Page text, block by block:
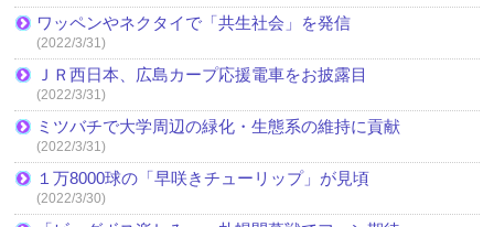
ワッペンやネクタイで「共生社会」を発信
(2022/3/31)
ＪＲ西日本、広島カープ応援電車をお披露目
(2022/3/31)
ミツバチで大学周辺の緑化・生態系の維持に貢献
(2022/3/31)
１万8000球の「早咲きチューリップ」が見頃
(2022/3/30)